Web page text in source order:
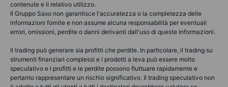
contenute e il relativo utilizzo.
Il Gruppo Saxo non garantisce l'accuratezza o la completezza delle
informazioni fornite e non assume alcuna responsabilità per eventuali
errori, omissioni, perdite o danni derivanti dall'uso di queste informazioni.
Il trading può generare sia profitti che perdite. In particolare, il trading su
strumenti finanziari complessi e i prodotti a leva può essere molto
speculativo e i profitti e le perdite possono fluttuare rapidamente e
pertanto rappresentare un rischio significativo. Il trading speculativo non